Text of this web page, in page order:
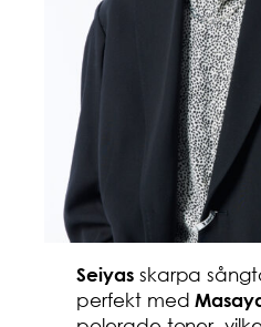
Seiyas skarpa
perfekt med